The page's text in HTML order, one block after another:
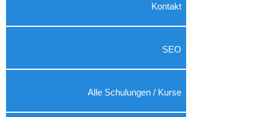
Kontakt
SEO
Alle Schulungen / Kurse